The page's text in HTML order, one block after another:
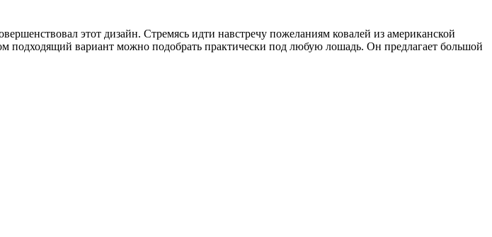
этот дизайн. Стремясь идти навстречу пожеланиям ковалей из американской
вариант можно подобрать практически под любую лошадь. Он предлагает большой